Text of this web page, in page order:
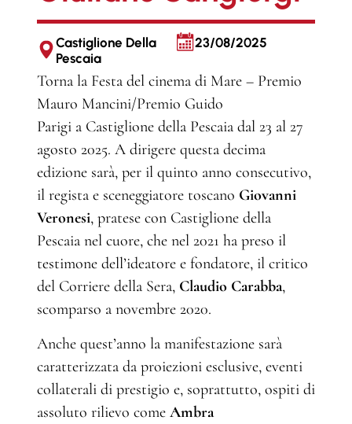
Castiglione Della
Pescaia
23/08/2025
Torna la Festa del cinema di Mare – Premio
Mauro Mancini/Premio Guido
Parigi a Castiglione della Pescaia dal 23 al 27
agosto 2025. A dirigere questa decima
edizione sarà, per il quinto anno consecutivo,
il regista e sceneggiatore toscano Giovanni
Veronesi, pratese con Castiglione della
Pescaia nel cuore, che nel 2021 ha preso il
testimone dell’ideatore e fondatore, il critico
del Corriere della Sera, Claudio Carabba,
scomparso a novembre 2020.
Anche quest’anno la manifestazione sarà
caratterizzata da proiezioni esclusive, eventi
collaterali di prestigio e, soprattutto, ospiti di
assoluto rilievo come Ambra